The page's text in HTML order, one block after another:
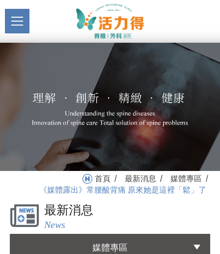
《媒體露出》常腰酸背痛
原來她是這裡「鬆」了_媒
體專區_最新消息 | 活力得
脊椎外科診所
主選單關於活力得
醫療服務
Medical Service
Registration
就醫指南
Medical Instruction
衛教專區
Health Education
首頁 / 最新消息 / 媒體專區 /
《媒體露出》常腰酸背痛 原來她是這裡「鬆」了
最新消息
News
媒體專區